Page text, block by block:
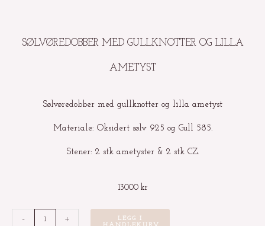
SØLVØREDOBBER MED GULLKNOTTER OG LILLA
AMETYST
Sølvøredobber med gullknotter og lilla ametyst
Materiale: Oksidert sølv 925 og Gull 585.
Stener: 2 stk ametyster & 2 stk CZ.
13000 kr
-
Sølvøredobber
+
LEGG I